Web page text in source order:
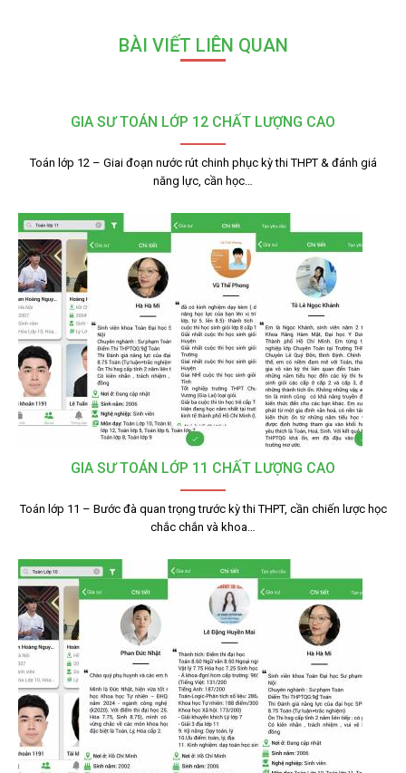
BÀI VIẾT LIÊN QUAN
GIA SƯ TOÁN LỚP 12 CHẤT LƯỢNG CAO
Toán lớp 12 – Giai đoạn nước rút chinh phục kỳ thi THPT & đánh giá
năng lực, cần học…
GIA SƯ TOÁN LỚP 11 CHẤT LƯỢNG CAO
Toán lớp 11 – Bước đà quan trọng trước kỳ thi THPT, cần chiến lược học
chắc chắn và khoa…